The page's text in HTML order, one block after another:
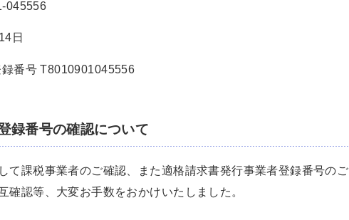
045556
日
番号 T8010901045556
録番号の確認について
て課税事業者のご確認、また適格請求書発行事業者登録番号のご
確認等、大変お手数をおかけいたしました。